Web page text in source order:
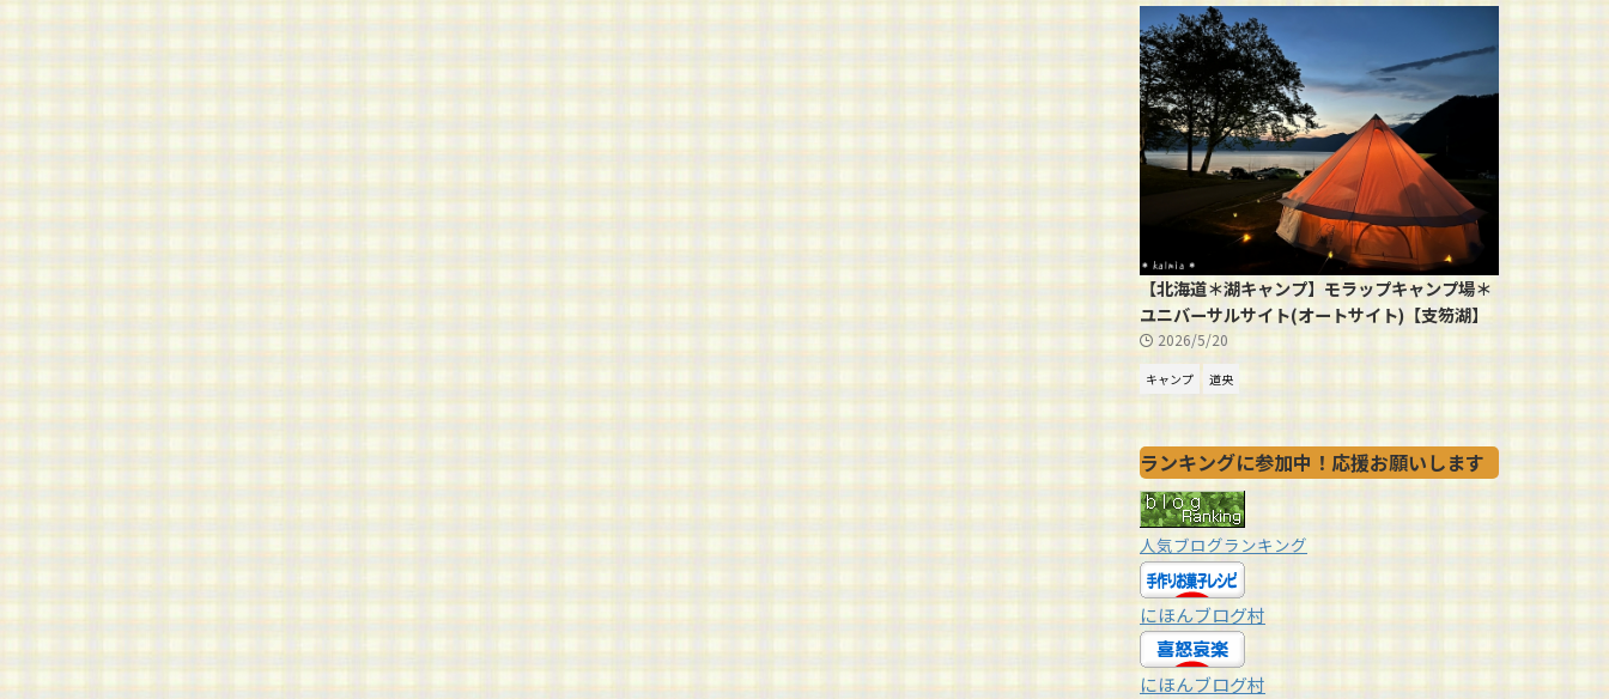
【北海道＊湖キャンプ】モラップキャンプ場＊
ユニバーサルサイト(オートサイト)【支笏湖】
2026/5/20
キャンプ 道央
ランキングに参加中！応援お願いします
人気ブログランキング
にほんブログ村
にほんブログ村